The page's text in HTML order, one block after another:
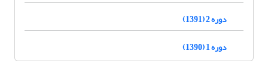
دوره 2 (1391)
دوره 1 (1390)